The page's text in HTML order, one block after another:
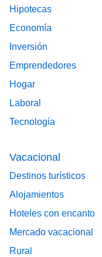
Hipotecas
Economía
Inversión
Emprendedores
Hogar
Laboral
Tecnología
Vacacional
Destinos turísticos
Alojamientos
Hoteles con encanto
Mercado vacacional
Rural